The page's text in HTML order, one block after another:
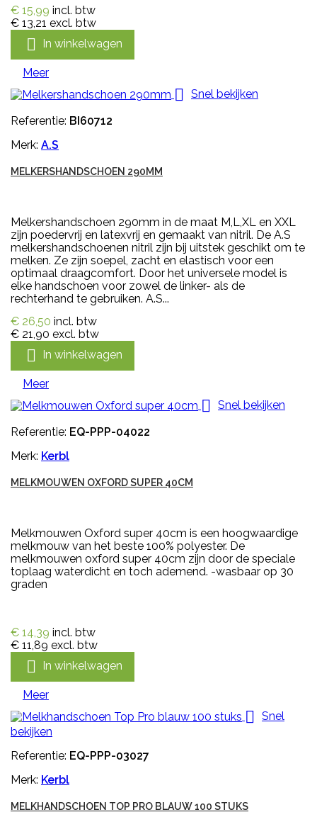
€ 15,99 incl. btw
€ 13,21 excl. btw
 In winkelwagen
Meer
 Snel bekijken
Referentie: BI60712
Merk: A.S
MELKERSHANDSCHOEN 290MM
Melkershandschoen 290mm in de maat M,L,XL en XXL
zijn poedervrij en latexvrij en gemaakt van nitril. De A.S
melkershandschoenen nitril zijn bij uitstek geschikt om te
melken. Ze zijn soepel, zacht en elastisch voor een
optimaal draagcomfort. Door het universele model is
elke handschoen voor zowel de linker- als de
rechterhand te gebruiken. A.S...
€ 26,50 incl. btw
€ 21,90 excl. btw
 In winkelwagen
Meer
 Snel bekijken
Referentie: EQ-PPP-04022
Merk: Kerbl
MELKMOUWEN OXFORD SUPER 40CM
Melkmouwen Oxford super 40cm is een hoogwaardige
melkmouw van het beste 100% polyester. De
melkmouwen oxford super 40cm zijn door de speciale
toplaag waterdicht en toch ademend. -wasbaar op 30
graden
€ 14,39 incl. btw
€ 11,89 excl. btw
 In winkelwagen
Meer
 Snel
bekijken
Referentie: EQ-PPP-03027
Merk: Kerbl
MELKHANDSCHOEN TOP PRO BLAUW 100 STUKS